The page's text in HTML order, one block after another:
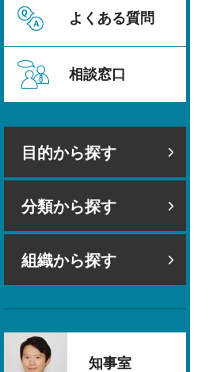
よくある質問
相談窓口
目的から探す
分類から探す
組織から探す
知事室